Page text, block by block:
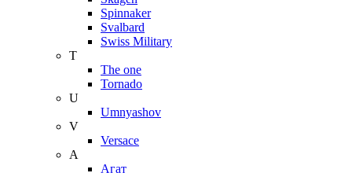
Spinnaker
Svalbard
Swiss Military
T
The one
Tornado
U
Umnyashov
V
Versace
А
Агат